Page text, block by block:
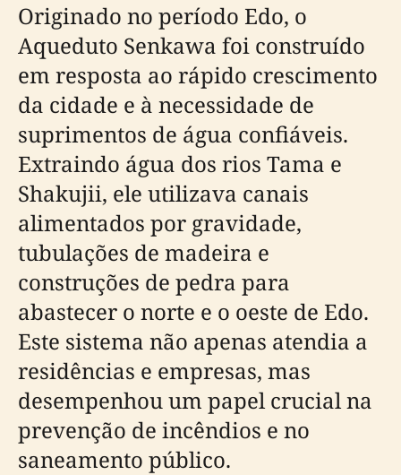
Originado no período Edo, o
Aqueduto Senkawa foi construído
em resposta ao rápido crescimento
da cidade e à necessidade de
suprimentos de água confiáveis.
Extraindo água dos rios Tama e
Shakujii, ele utilizava canais
alimentados por gravidade,
tubulações de madeira e
construções de pedra para
abastecer o norte e o oeste de Edo.
Este sistema não apenas atendia a
residências e empresas, mas
desempenhou um papel crucial na
prevenção de incêndios e no
saneamento público.